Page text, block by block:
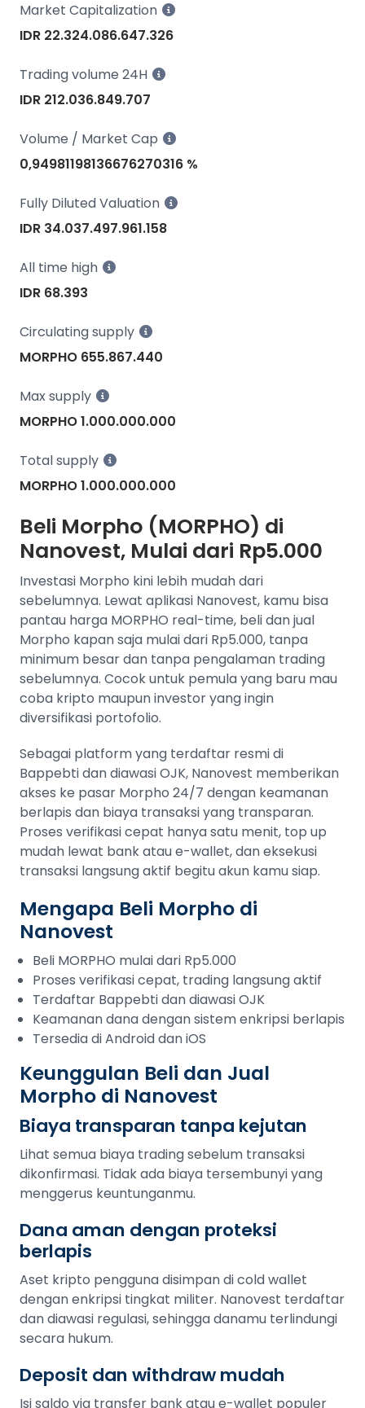
Market Capitalization
IDR 22.324.086.647.326
Trading volume 24H
IDR 212.036.849.707
Volume / Market Cap
0,94981198136676270316 %
Fully Diluted Valuation
IDR 34.037.497.961.158
All time high
IDR 68.393
Circulating supply
MORPHO 655.867.440
Max supply
MORPHO 1.000.000.000
Total supply
MORPHO 1.000.000.000
Beli Morpho (MORPHO) di
Nanovest, Mulai dari Rp5.000
Investasi Morpho kini lebih mudah dari
sebelumnya. Lewat aplikasi Nanovest, kamu bisa
pantau harga MORPHO real-time, beli dan jual
Morpho kapan saja mulai dari Rp5.000, tanpa
minimum besar dan tanpa pengalaman trading
sebelumnya. Cocok untuk pemula yang baru mau
coba kripto maupun investor yang ingin
diversifikasi portofolio.
Sebagai platform yang terdaftar resmi di
Bappebti dan diawasi OJK, Nanovest memberikan
akses ke pasar Morpho 24/7 dengan keamanan
berlapis dan biaya transaksi yang transparan.
Proses verifikasi cepat hanya satu menit, top up
mudah lewat bank atau e-wallet, dan eksekusi
transaksi langsung aktif begitu akun kamu siap.
Mengapa Beli Morpho di
Nanovest
Beli MORPHO mulai dari Rp5.000
Proses verifikasi cepat, trading langsung aktif
Terdaftar Bappebti dan diawasi OJK
Keamanan dana dengan sistem enkripsi berlapis
Tersedia di Android dan iOS
Keunggulan Beli dan Jual
Morpho di Nanovest
Biaya transparan tanpa kejutan
Lihat semua biaya trading sebelum transaksi
dikonfirmasi. Tidak ada biaya tersembunyi yang
menggerus keuntunganmu.
Dana aman dengan proteksi
berlapis
Aset kripto pengguna disimpan di cold wallet
dengan enkripsi tingkat militer. Nanovest terdaftar
dan diawasi regulasi, sehingga danamu terlindungi
secara hukum.
Deposit dan withdraw mudah
Isi saldo via transfer bank atau e-wallet populer